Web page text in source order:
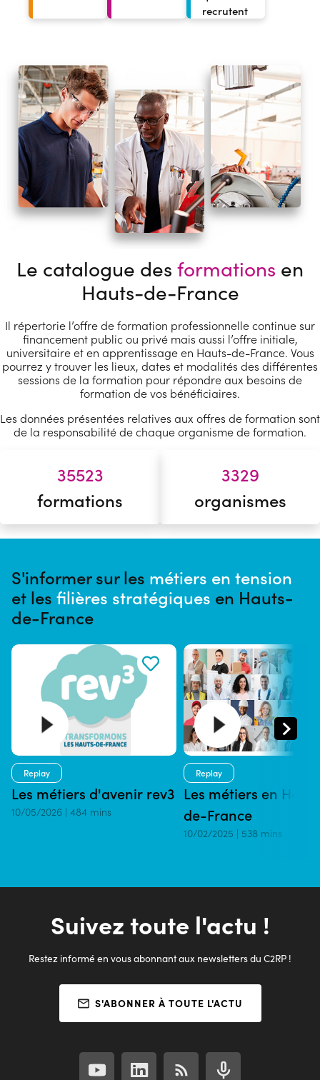
recrutent
Le catalogue des formations en
Hauts-de-France
Il répertorie l’offre de formation professionnelle continue sur
financement public ou privé mais aussi l’offre initiale,
universitaire et en apprentissage en Hauts-de-France. Vous
pourrez y trouver les lieux, dates et modalités des différentes
sessions de la formation pour répondre aux besoins de
formation de vos bénéficiaires.
Les données présentées relatives aux offres de formation sont
de la responsabilité de chaque organisme de formation.
35523
formations
3329
organismes
S'informer sur les métiers en tension
et les filières stratégiques en Hauts-
de-France
Replay
Les métiers d'avenir rev3
10/05/2026 | 484 mins
Replay
Les métiers en
de-France
10/02/2025 | 538 mins
Suivez toute l'actu !
Restez informé en vous abonnant aux newsletters du C2RP !
S'ABONNER À TOUTE L'ACTU